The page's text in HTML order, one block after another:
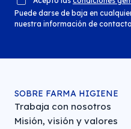
Puede darse de baja en
nuestra información de contacto
SOBRE FARMA HIGIENE
Trabaja con nosotros
Misión, visión y valores